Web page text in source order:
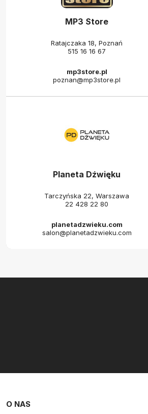
MP3 Store
Ratajczaka 18, Poznań
515 16 16 67
mp3store.pl
poznan@mp3store.pl
Planeta Dźwięku
Tarczyńska 22, Warszawa
22 428 22 80
planetadzwieku.com
salon@planetadzwieku.com
O NAS